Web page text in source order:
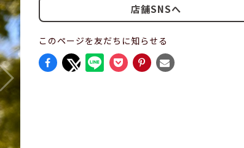
店舗SNSへ
このページを友だちに知らせる